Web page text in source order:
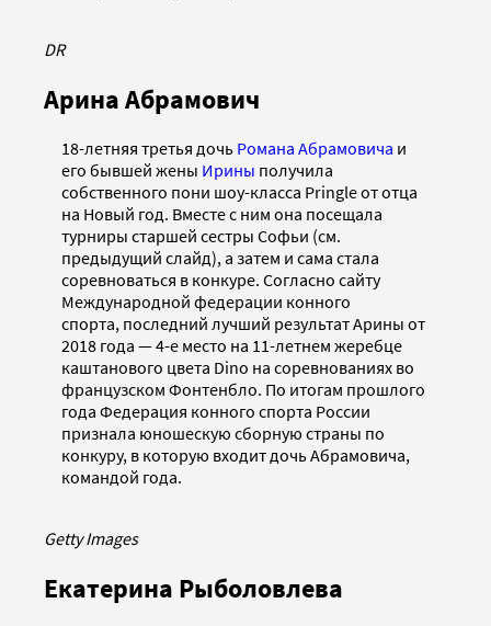
DR
Арина Абрамович
18-летняя третья дочь Романа Абрамовича и
его бывшей жены Ирины получила
собственного пони шоу-класса Pringle от отца
на Новый год. Вместе с ним она посещала
турниры старшей сестры Софьи (см.
предыдущий слайд), а затем и сама стала
соревноваться в конкуре. Согласно сайту
Международной федерации конного
спорта, последний лучший результат Арины от
2018 года — 4-е место на 11-летнем жеребце
каштанового цвета Dino на соревнованиях во
французском Фонтенбло. По итогам прошлого
года Федерация конного спорта России
признала юношескую сборную страны по
конкуру, в которую входит дочь Абрамовича,
командой года.
Getty Images
Екатерина Рыболовлева